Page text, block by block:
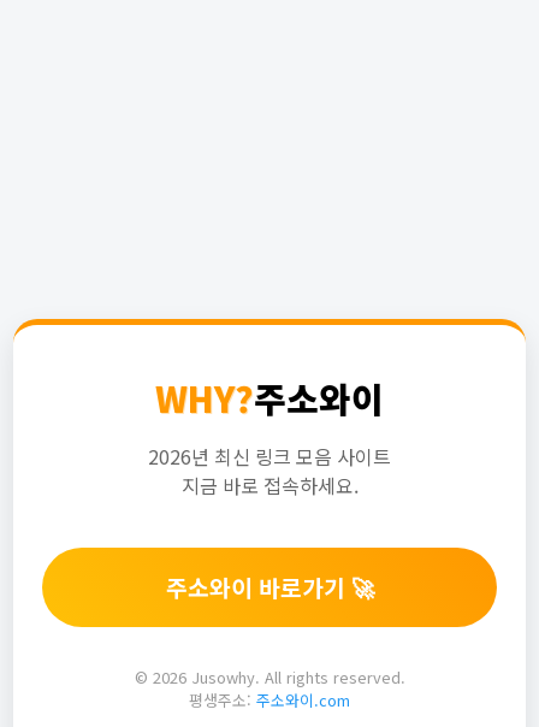
WHY?주소와이
2026년 최신 링크 모음 사이트
지금 바로 접속하세요.
주소와이 바로가기 🚀
© 2026 Jusowhy. All rights reserved.
평생주소: 주소와이.com